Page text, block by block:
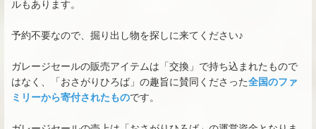
ルもあります。
予約不要なので、掘り出し物を探しに来てください♪
ガレージセールの販売アイテムは「交換」で持ち込まれたもので
はなく、「おさがりひろば」の趣旨に賛同くださった全国のファ
ミリーから寄付されたものです。